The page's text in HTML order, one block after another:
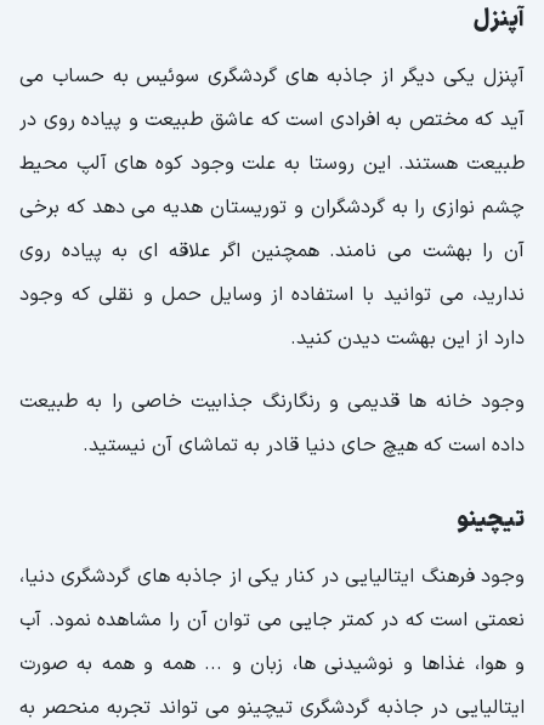
آپنزل
آپنزل یکی دیگر از جاذبه های گردشگری سوئیس به حساب می
آید که مختص به افرادی است که عاشق طبیعت و پیاده روی در
طبیعت هستند. این روستا به علت وجود کوه های آلپ محیط
چشم نوازی را به گردشگران و توریستان هدیه می دهد که برخی
آن را بهشت می نامند. همچنین اگر علاقه ای به پیاده روی
ندارید، می توانید با استفاده از وسایل حمل و نقلی که وجود
دارد از این بهشت دیدن کنید.
وجود خانه ها قدیمی و رنگارنگ جذابیت خاصی را به طبیعت
داده است که هیچ حای دنیا قادر به تماشای آن نیستید.
تیچینو
وجود فرهنگ ایتالیایی در کنار یکی از جاذبه های گردشگری دنیا،
نعمتی است که در کمتر جایی می توان آن را مشاهده نمود. آب
و هوا، غذاها و نوشیدنی ها، زبان و ... همه و همه به صورت
ایتالیایی در جاذبه گردشگری تیچینو می تواند تجربه منحصر به